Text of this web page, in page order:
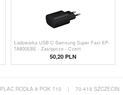
Ładowarka USB-C Samsung Super Fast EP-
TA800EBE - Zastępcze - Czerń
50,20 PLN
PLAC RODŁA 8 POK 710 |
70-419 SZCZECIN